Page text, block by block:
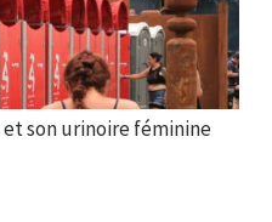
et son urinoire féminine